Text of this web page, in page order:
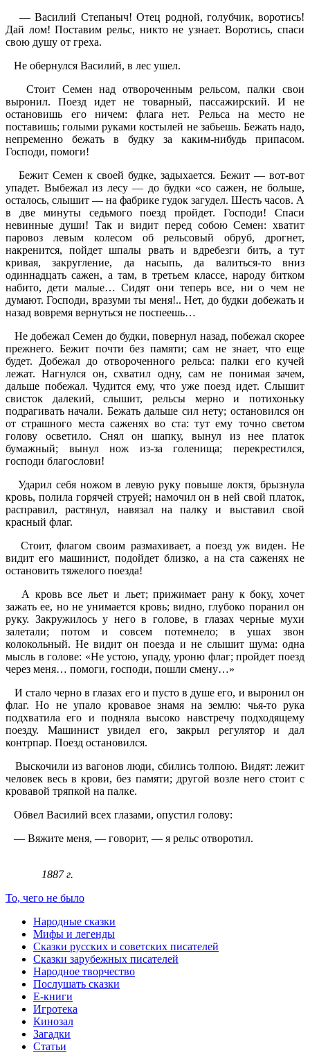
— Василий Степаныч! Отец родной, голубчик, воротись!
Дай лом! Поставим рельс, никто не узнает. Воротись, спаси
свою душу от греха.
Не обернулся Василий, в лес ушел.
Стоит Семен над отвороченным рельсом, палки свои
выронил. Поезд идет не товарный, пассажирский. И не
остановишь его ничем: флага нет. Рельса на место не
поставишь; голыми руками костылей не забьешь. Бежать надо,
непременно бежать в будку за каким-нибудь припасом.
Господи, помоги!
Бежит Семен к своей будке, задыхается. Бежит — вот-вот
упадет. Выбежал из лесу — до будки «со сажен, не больше,
осталось, слышит — на фабрике гудок загудел. Шесть часов. А
в две минуты седьмого поезд пройдет. Господи! Спаси
невинные души! Так и видит перед собою Семен: хватит
паровоз левым колесом об рельсовый обруб, дрогнет,
накренится, пойдет шпалы рвать и вдребезги бить, а тут
кривая, закругление, да насыпь, да валиться-то вниз
одиннадцать сажен, а там, в третьем классе, народу битком
набито, дети малые… Сидят они теперь все, ни о чем не
думают. Господи, вразуми ты меня!.. Нет, до будки добежать и
назад вовремя вернуться не поспеешь…
Не добежал Семен до будки, повернул назад, побежал скорее
прежнего. Бежит почти без памяти; сам не знает, что еще
будет. Добежал до отвороченного рельса: палки его кучей
лежат. Нагнулся он, схватил одну, сам не понимая зачем,
дальше побежал. Чудится ему, что уже поезд идет. Слышит
свисток далекий, слышит, рельсы мерно и потихоньку
подрагивать начали. Бежать дальше сил нету; остановился он
от страшного места саженях во ста: тут ему точно светом
голову осветило. Снял он шапку, вынул из нее платок
бумажный; вынул нож из-за голенища; перекрестился,
господи благослови!
Ударил себя ножом в левую руку повыше локтя, брызнула
кровь, полила горячей струей; намочил он в ней свой платок,
расправил, растянул, навязал на палку и выставил свой
красный флаг.
Стоит, флагом своим размахивает, а поезд уж виден. Не
видит его машинист, подойдет близко, а на ста саженях не
остановить тяжелого поезда!
А кровь все льет и льет; прижимает рану к боку, хочет
зажать ее, но не унимается кровь; видно, глубоко поранил он
руку. Закружилось у него в голове, в глазах черные мухи
залетали; потом и совсем потемнело; в ушах звон
колокольный. Не видит он поезда и не слышит шума: одна
мысль в голове: «Не устою, упаду, уроню флаг; пройдет поезд
через меня… помоги, господи, пошли смену…»
И стало черно в глазах его и пусто в душе его, и выронил он
флаг. Но не упало кровавое знамя на землю: чья-то рука
подхватила его и подняла высоко навстречу подходящему
поезду. Машинист увидел его, закрыл регулятор и дал
контрпар. Поезд остановился.
Выскочили из вагонов люди, сбились толпою. Видят: лежит
человек весь в крови, без памяти; другой возле него стоит с
кровавой тряпкой на палке.
Обвел Василий всех глазами, опустил голову:
— Вяжите меня, — говорит, — я рельс отворотил.
1887 г.
То, чего не было
Народные сказки
Мифы и легенды
Сказки русских и советских писателей
Сказки зарубежных писателей
Народное творчество
Послушать сказки
Е-книги
Игротека
Кинозал
Загадки
Статьи